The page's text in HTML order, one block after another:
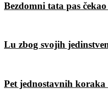
Bezdomni tata pas
Lu zbog svojih
Pet jednostavnih